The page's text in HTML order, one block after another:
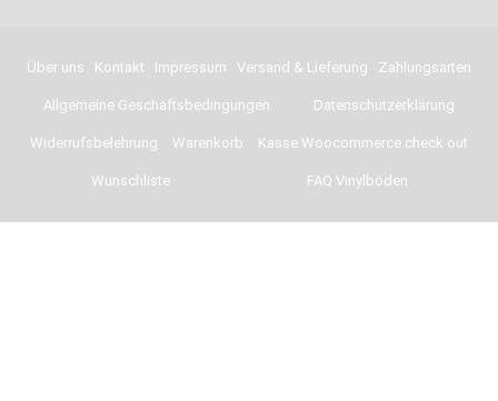
Über uns Kontakt Impressum Versand & Lieferung Zahlungsarten
Allgemeine Geschäftsbedingungen Datenschutzerklärung
Widerrufsbelehrung Warenkorb Kasse Woocommerce check out
Wunschliste FAQ Vinylböden